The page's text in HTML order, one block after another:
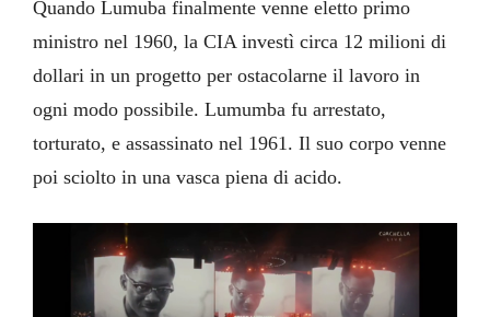
Quando Lumuba finalmente venne eletto primo
ministro nel 1960, la CIA investì circa 12 milioni di
dollari in un progetto per ostacolarne il lavoro in
ogni modo possibile. Lumumba fu arrestato,
torturato, e assassinato nel 1961. Il suo corpo venne
poi sciolto in una vasca piena di acido.